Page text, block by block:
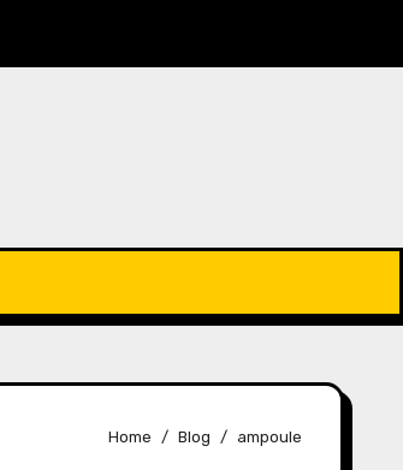
Home Blog ampoule